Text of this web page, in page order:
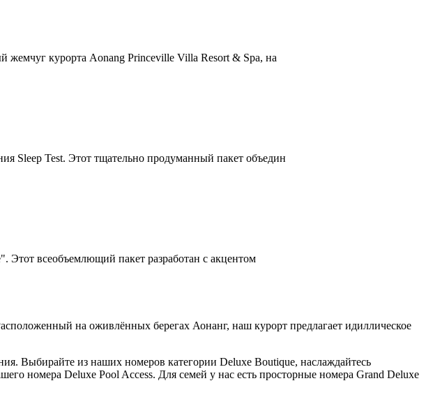
курорта Aonang Princeville Villa Resort & Spa, на
Sleep Test. Этот тщательно продуманный пакет объедин
Этот всеобъемлющий пакет разработан с акцентом
на оживлённых берегах Аонанг, наш курорт предлагает идиллическое
Выбирайте из наших номеров категории Deluxe Boutique, наслаждайтесь
номера Deluxe Pool Access. Для семей у нас есть просторные номера Grand Deluxe